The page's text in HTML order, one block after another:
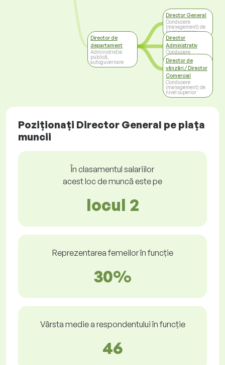
Director de
departament
Administrație
publică,
autoguvernare
Director General
Conducere
(management) de
nivel superior
Director
Administrativ
Conducere
(management) de
nivel superior
Director de
vânzări / Director
Comercial
Conducere
(management) de
nivel superior
Poziționați Director General pe piața
muncii
În clasamentul salariilor
acest loc de muncă este pe
locul 2
Reprezentarea femeilor în funcție
30%
Vârsta medie a respondentului în funcție
46